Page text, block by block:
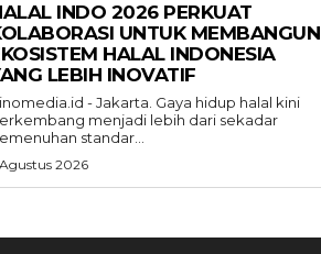
INDO 2026 PERKUAT
UNTUK MEMBANGUN
HALAL INDONESIA
LEBIH INOVATIF
- Jakarta. Gaya hidup halal kini
menjadi lebih dari sekadar
standar...
2026